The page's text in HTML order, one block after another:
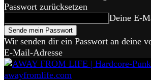
Passwort zurücksetzen
Deine E-
Wir senden dir ein Passwort an deine
E-Mail-Adresse